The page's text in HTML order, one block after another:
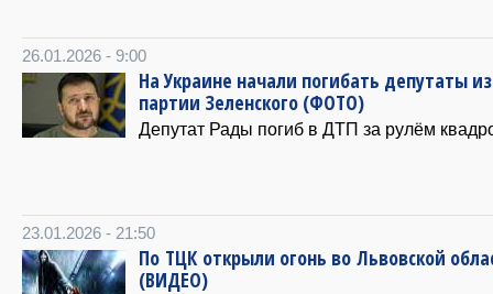
26.01.2026 - 9:00
На Украине начали погибать депутаты из
партии Зеленского (ФОТО)
Депутат Рады погиб в ДТП за рулём
23.01.2026 - 21:50
По ТЦК открыли огонь во Львовской
(ВИДЕО)